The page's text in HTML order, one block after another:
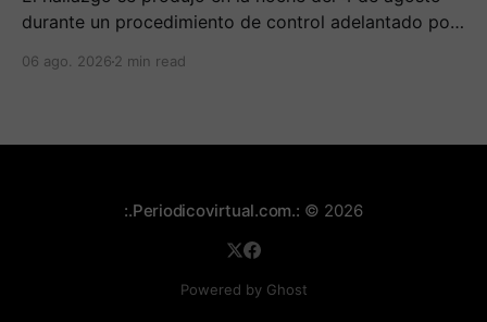
durante un procedimiento de control adelantado por
06 ago. 2026 2 min read
:.Periodicovirtual.com.: © 2026
Powered by Ghost